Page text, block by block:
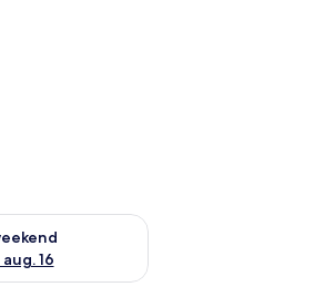
16
næste weekend aug. 14 - aug. 16